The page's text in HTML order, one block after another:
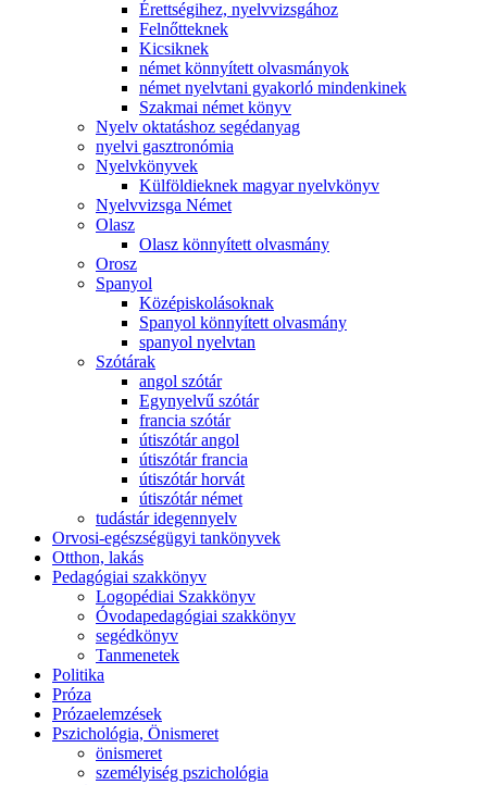
Érettségihez, nyelvvizsgához
Felnőtteknek
Kicsiknek
német könnyített olvasmányok
német nyelvtani gyakorló mindenkinek
Szakmai német könyv
Nyelv oktatáshoz segédanyag
nyelvi gasztronómia
Nyelvkönyvek
Külföldieknek magyar nyelvkönyv
Nyelvvizsga Német
Olasz
Olasz könnyített olvasmány
Orosz
Spanyol
Középiskolásoknak
Spanyol könnyített olvasmány
spanyol nyelvtan
Szótárak
angol szótár
Egynyelvű szótár
francia szótár
útiszótár angol
útiszótár francia
útiszótár horvát
útiszótár német
tudástár idegennyelv
Orvosi-egészségügyi tankönyvek
Otthon, lakás
Pedagógiai szakkönyv
Logopédiai Szakkönyv
Óvodapedagógiai szakkönyv
segédkönyv
Tanmenetek
Politika
Próza
Prózaelemzések
Pszichológia, Önismeret
önismeret
személyiség pszichológia